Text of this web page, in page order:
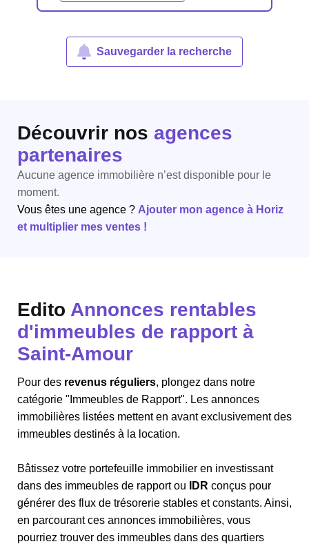
Sauvegarder la recherche
Découvrir nos agences
partenaires
Aucune agence immobilière n’est disponible pour le
moment.
Vous êtes une agence ? Ajouter mon agence à Horiz
et multiplier mes ventes !
Edito Annonces rentables
d'immeubles de rapport à
Saint-Amour
Pour des revenus réguliers, plongez dans notre
catégorie "Immeubles de Rapport". Les annonces
immobilières listées mettent en avant exclusivement des
immeubles destinés à la location.
Bâtissez votre portefeuille immobilier en investissant
dans des immeubles de rapport ou
IDR conçus pour
générer des flux de trésorerie stables et constants. Ainsi,
en parcourant ces annonces immobilières, vous
pourriez trouver des immeubles dans des quartiers